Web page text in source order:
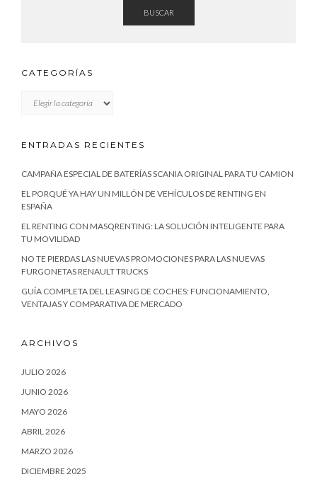
BUSCAR
CATEGORÍAS
ENTRADAS RECIENTES
CAMPAÑA ESPECIAL DE BATERÍAS SCANIA ORIGINAL PARA TU CAMION
EL PORQUÉ YA HAY UN MILLÓN DE VEHÍCULOS DE RENTING EN
ESPAÑA
EL RENTING CON MASQRENTING: LA SOLUCIÓN INTELIGENTE PARA
TU MOVILIDAD
NO TE PIERDAS LAS NUEVAS PROMOCIONES PARA LAS NUEVAS
FURGONETAS RENAULT TRUCKS
GUÍA COMPLETA DEL LEASING DE COCHES: FUNCIONAMIENTO,
VENTAJAS Y COMPARATIVA DE MERCADO
ARCHIVOS
JULIO 2026
JUNIO 2026
MAYO 2026
ABRIL 2026
MARZO 2026
DICIEMBRE 2025